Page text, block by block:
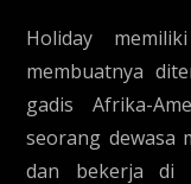
Holiday
membuatnya
gadis Afrika-
seorang dewasa
dan bekerja di